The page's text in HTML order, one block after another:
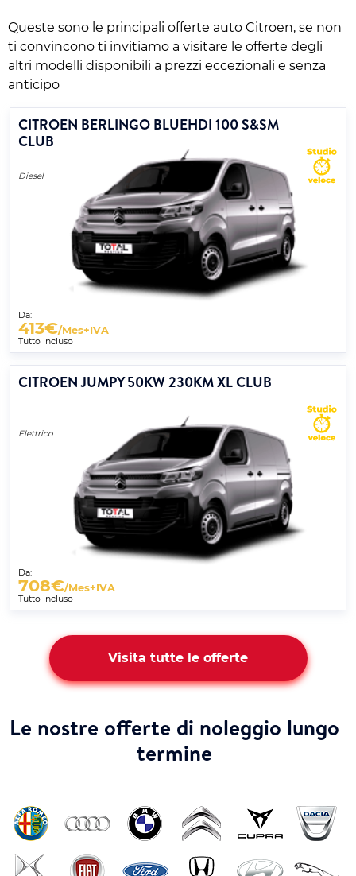
Queste sono le principali offerte auto Citroen, se non
ti convincono ti invitiamo a visitare le offerte degli
altri modelli disponibili a prezzi eccezionali e senza
anticipo
CITROEN BERLINGO BLUEHDI 100 S&SM
CLUB
Diesel
Da:
413€/Mes+IVA
Tutto incluso
CITROEN JUMPY 50KW 230KM XL CLUB
Elettrico
Da:
708€/Mes+IVA
Tutto incluso
Visita tutte le offerte
Le nostre offerte di noleggio lungo
termine